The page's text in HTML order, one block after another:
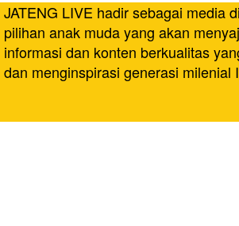
JATENG LIVE hadir sebagai media
pilihan anak muda yang akan
informasi dan konten berkualitas
dan menginspirasi generasi milenial